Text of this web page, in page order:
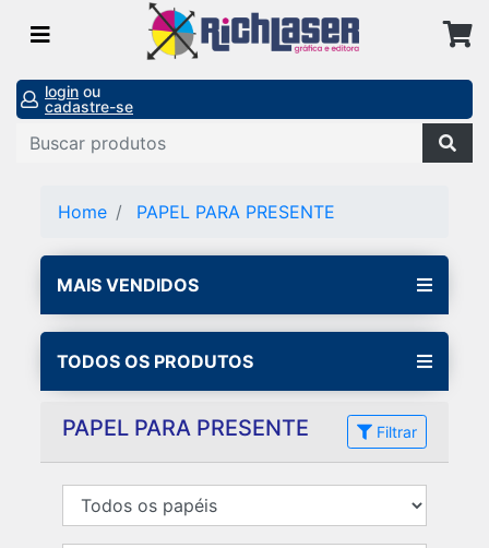
login ou
cadastre-se
Home PAPEL PARA PRESENTE
MAIS VENDIDOS
TODOS OS PRODUTOS
PAPEL PARA PRESENTE Filtrar